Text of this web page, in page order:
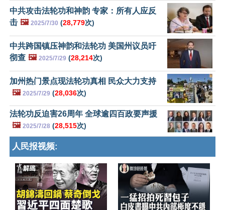
中共攻击法轮功和神韵 专家：所有人应反
击 🖼️ 2025/7/30 (28,779次)
中共跨国镇压神韵和法轮功 美国州议员吁
彻查 🖼️ 2025/7/29 (28,214次)
加州热门景点现法轮功真相 民众大力支持
🖼️ 2025/7/29 (28,036次)
法轮功反迫害26周年 全球逾四百政要声援
🖼️ 2025/7/28 (28,515次)
人民报视频: